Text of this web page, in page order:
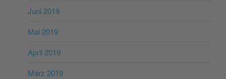
Juni 2019
Mai 2019
April 2019
März 2019